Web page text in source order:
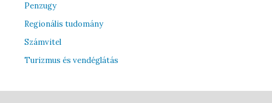
Penzugy
Regionális tudomány
Számvitel
Turizmus és vendéglátás